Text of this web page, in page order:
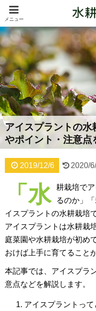
アイスプラントの
やポイント・注意点
2019/12/6 2020/
「水 耕栽培で
るのか」
イスプラントの水耕栽培
アイスプラントは水耕栽
庭菜園や水耕栽培が初め
おけば上手に育てること
本記事では、アイスプラ
意点などを解説します。
アイスプラントって